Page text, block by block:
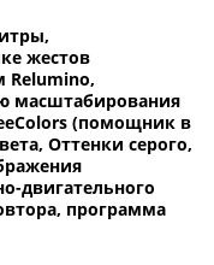
жестов
Relumino,
масштабирования
(помощник в
Оттенки серого,
двигательного
программа